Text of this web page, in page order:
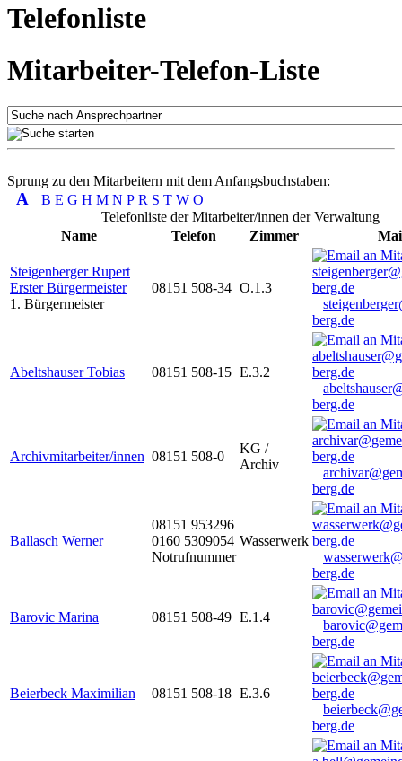
Telefonliste
Mitarbeiter-Telefon-Liste
Sprung zu den Mitarbeitern mit dem Anfangsbuchstaben:
A B E G H M N P R S T W O
Telefonliste der Mitarbeiter/innen der Verwaltung
Name
Telefon Zimmer
Steigenberger Rupert
Erster Bürgermeister
1. Bürgermeister
08151 508-34 O.1.3
berg.de
Abeltshauser Tobias 08151 508-15 E.3.2
berg.de
Archivmitarbeiter/innen 08151 508-0
KG /
Archiv
berg.de
Ballasch Werner
08151 953296
0160 5309054
Notrufnummer
Wasserwerk
berg.de
Barovic Marina 08151 508-49 E.1.4
berg.de
Beierbeck Maximilian 08151 508-18 E.3.6
berg.de